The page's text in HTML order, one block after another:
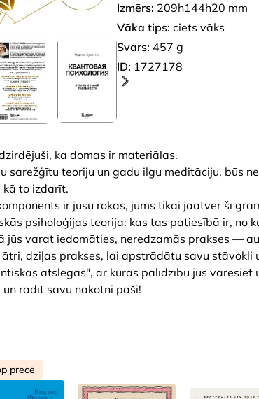
Izmērs: 209h144h20 mm
Vāka tips: ciets vāks
Svars: 457 g
ID: 1727178
ka domas ir materiālas.
sarežģītu teoriju un gadu ilgu meditāciju, būs
kā to izdarīt.
ir jūsu rokās, jums tikai jāatver šī
psiholoģijas teorija: kas tas patiesībā ir, no
jūs varat iedomāties, neredzamās prakses —
dziļas prakses, lai apstrādātu savu
atslēgas", ar kuras palīdzību jūs varēsiet
radīt savu nākotni paši!
prece